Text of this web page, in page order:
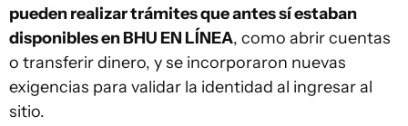
pueden realizar trámites que antes sí estaban
disponibles en BHU EN LÍNEA, como abrir cuentas
o transferir dinero, y se incorporaron nuevas
exigencias para validar la identidad al ingresar al
sitio.